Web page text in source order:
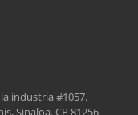
industria #1057.